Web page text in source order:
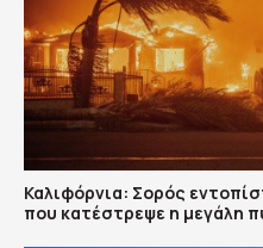
Καλιφόρνια: Σορός
που κατέστρεψε η μεγάλη